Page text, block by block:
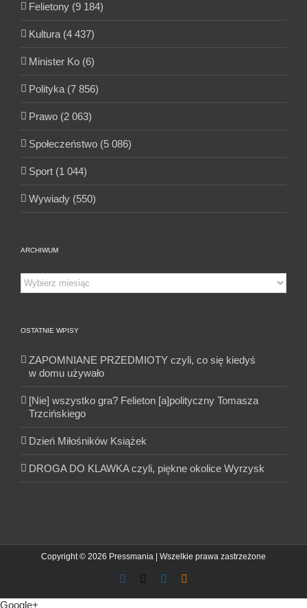
Felietony (9 184)
Kultura (4 437)
Minister Ko (6)
Polityka (7 856)
Prawo (2 063)
Społeczeństwo (5 086)
Sport (1 044)
Wywiady (550)
ARCHIWUM
Archiwum
OSTATNIE WPISY
ZAPOMNIANE PRZEDMIOTY czyli, co się kiedyś
w domu używało
[Nie] wszystko gra? Felieton [a]polityczny Tomasza
Trzcińskiego
Dzień Miłośników Książek
DROGA DO KLAWKA czyli, piękne okolice Wyrzysk
Copyright © 2026 Pressmania | Wszelkie prawa zastrzeżone
Facebook LinkedIn
Google+